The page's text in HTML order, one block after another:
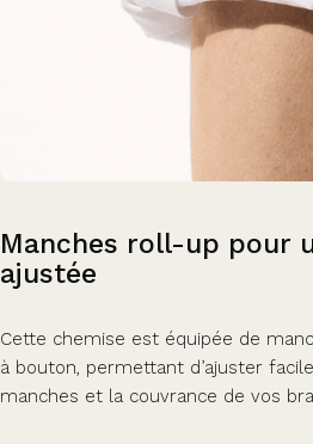
Manches roll-up pour
ajustée
Cette chemise est équipée de
à bouton, permettant d’ajuster
manches et la couvrance de vos